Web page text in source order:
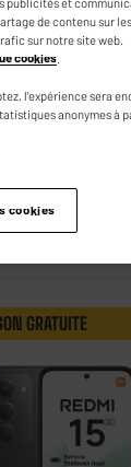
Comparer
GRATUITE
de contenu sur
sur notre site web.
cookies
l'expérience sera
anonymes à
cookies